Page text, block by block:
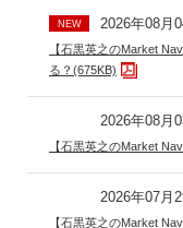
NEW 2026年08月
【石黒英之のMarket
る？(675KB)
2026年08月
【石黒英之のMarket
2026年07月
【石黒英之のMarket